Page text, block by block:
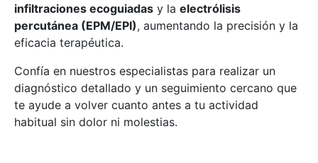
infiltraciones ecoguiadas y la electrólisis
percutánea (EPM/EPI), aumentando la precisión y la
eficacia terapéutica.
Confía en nuestros especialistas para realizar un
diagnóstico detallado y un seguimiento cercano que
te ayude a volver cuanto antes a tu actividad
habitual sin dolor ni molestias.